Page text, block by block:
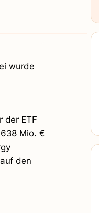
wurde
der ETF
Mio. €
den